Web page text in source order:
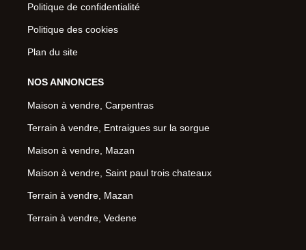
Politique de confidentialité
Politique des cookies
Plan du site
NOS ANNONCES
Maison à vendre, Carpentras
Terrain à vendre, Entraigues sur la sorgue
Maison à vendre, Mazan
Maison à vendre, Saint paul trois chateaux
Terrain à vendre, Mazan
Terrain à vendre, Vedene